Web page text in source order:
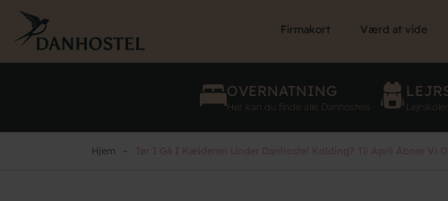
main
content
Firmakort Værd at vide
OVERNATNING
Her kan du finde alle Danhostels
Hjem